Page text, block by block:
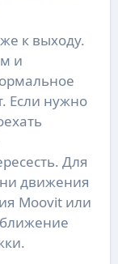
к выходу.
и
Если нужно
Для
движения
Moovit или